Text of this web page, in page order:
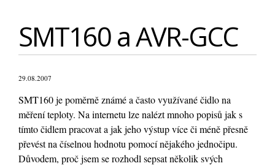
SMT160 a AVR-GCC
29.08.2007
SMT160 je poměrně známé a často využívané čidlo na
měření teploty. Na internetu lze nalézt mnoho popisů jak s
tímto čidlem pracovat a jak jeho výstup více či méně přesně
převést na číselnou hodnotu pomocí nějakého jednočipu.
Důvodem, proč jsem se rozhodl sepsat několik svých